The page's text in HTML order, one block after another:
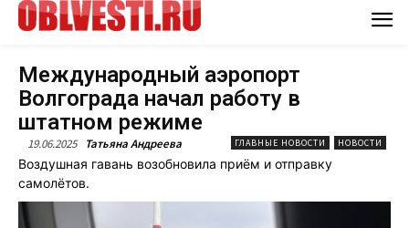
Международный аэропорт
Волгограда начал работу в
штатном режиме
19.06.2025 Татьяна Андреева ГЛАВНЫЕ НОВОСТИ НОВОСТИ
Воздушная гавань возобновила приём и отправку
самолётов.